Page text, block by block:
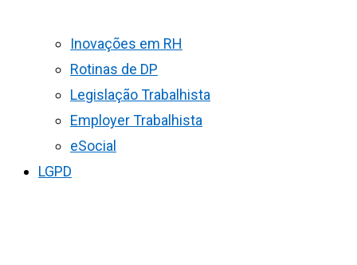
Inovações em RH
Rotinas de DP
Legislação Trabalhista
Employer Trabalhista
eSocial
LGPD